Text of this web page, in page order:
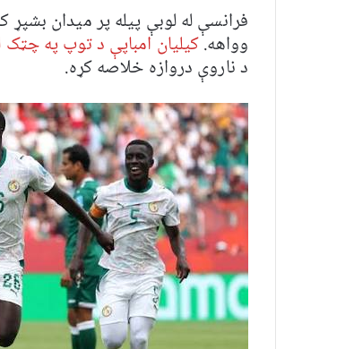
فرانسې له لوبې پیله پر میدان
وواهه.کیلیان امباپې د توپ په چټک
د ناروې دروازه خلاصه کړه.